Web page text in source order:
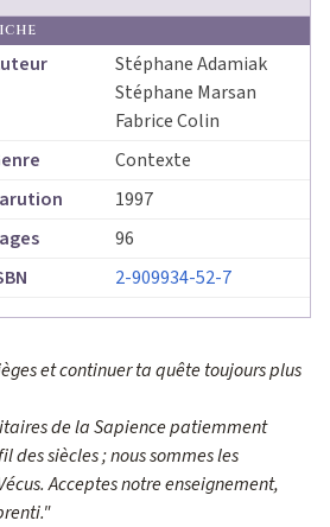
Stéphane Adamiak
Stéphane Marsan
Fabrice Colin
Contexte
1997
96
2-909934-52-7
et continuer ta quête toujours plus
de la Sapience patiemment
des siècles ; nous sommes les
Acceptes notre enseignement,